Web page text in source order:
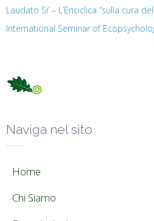
Laudato Si’ – L’Enciclica “sulla cura
International Seminar of
Naviga nel sito
Home
Chi Siamo